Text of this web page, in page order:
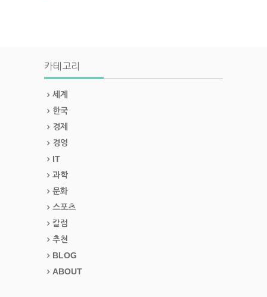
카테고리
세계
한국
경제
경영
IT
과학
문화
스포츠
칼럼
추천
BLOG
ABOUT